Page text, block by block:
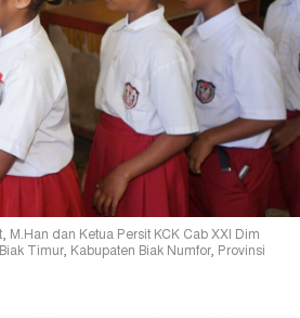
dan Ketua Persit KCK Cab XXI Dim
Timur, Kabupaten Biak Numfor, Provinsi